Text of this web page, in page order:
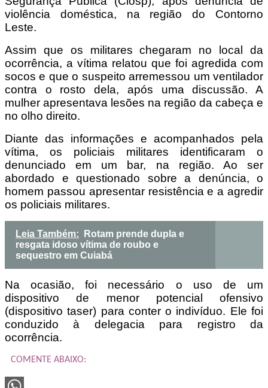
violência doméstica, na região do Contorno
Leste.
Assim que os militares chegaram no local da
ocorrência, a vítima relatou que foi agredida com
socos e que o suspeito arremessou um ventilador
contra o rosto dela, após uma discussão. A
mulher apresentava lesões na região da cabeça e
no olho direito.
Diante das informações e acompanhados pela
vítima, os policiais militares identificaram o
denunciado em um bar, na região. Ao ser
abordado e questionado sobre a denúncia, o
homem passou apresentar resistência e a agredir
os policiais militares.
Leia Também:
Rotam prende dupla e
resgata idoso vítima de roubo e
sequestro em Cuiabá
Na ocasião, foi necessário o uso de um
dispositivo de menor potencial ofensivo
(dispositivo taser) para conter o indivíduo. Ele foi
conduzido à delegacia para registro da
ocorrência.
COMENTE ABAIXO: